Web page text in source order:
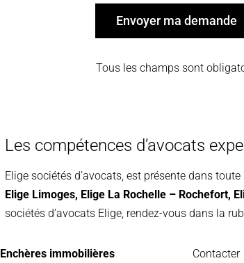
Envoyer ma demande
Tous les champs sont
Les compétences d’avocats
Elige sociétés d’avocats, est présente dans
Elige Limoges, Elige La Rochelle – Rochefort,
sociétés d’avocats Elige, rendez-vous dans la
Enchères immobilières
Contacter